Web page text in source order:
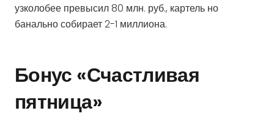
узколобее превысил 80 млн. руб., картель но
банально собирает 2-1 миллиона.
Бонус «Счастливая
пятница»